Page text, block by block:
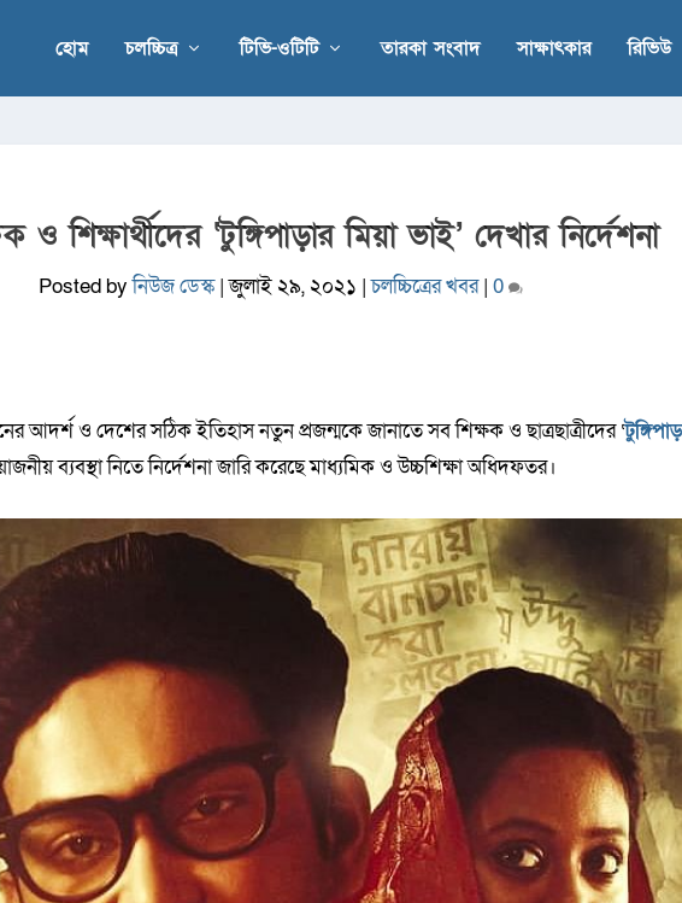
হোম চলচ্চিত্র টিভি-ওটিটি তারকা সংবাদ সাক্ষাৎকার রিভিউ
ও শিক্ষার্থীদের ‘টুঙ্গিপাড়ার মিয়া ভাই’ দেখার নির্দেশনা
Posted byনিউজ ডেস্ক|জুলাই ২৯, ২০২১ |চলচ্চিত্রের খবর| 0
আদর্শ ও দেশের সঠিক ইতিহাস নতুন প্রজন্মকে জানাতে সব শিক্ষক ও ছাত্রছাত্রীদের ‘
ব্যবস্থা নিতে নির্দেশনা জারি করেছে মাধ্যমিক ও উচ্চশিক্ষা অধিদফতর।